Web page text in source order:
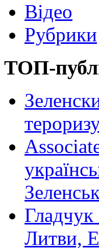
Відео
Рубрики
ТОП-
Гладчук
Литви,